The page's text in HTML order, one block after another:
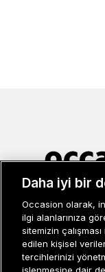
Müşteri
Daha iyi bir
Occasion olarak,
ilgi alanlarınıza
sitemizin
edilen kişisel
tercihlerinizi